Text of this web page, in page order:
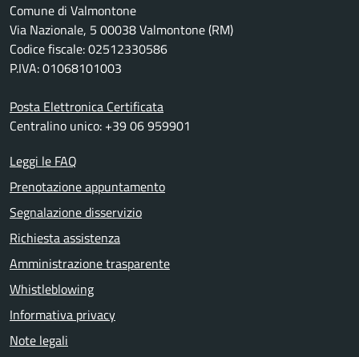
Comune di Valmontone
Via Nazionale, 5 00038 Valmontone (RM)
Codice fiscale: 02512330586
P.IVA: 01068101003
Posta Elettronica Certificata
Centralino unico: +39 06 959901
Leggi le FAQ
Prenotazione appuntamento
Segnalazione disservizio
Richiesta assistenza
Amministrazione trasparente
Whistleblowing
Informativa privacy
Note legali